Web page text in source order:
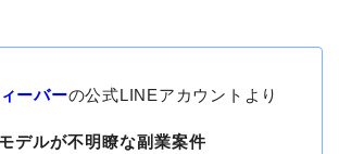
ーバーの公式LINEアカウントより
デルが不明瞭な副業案件